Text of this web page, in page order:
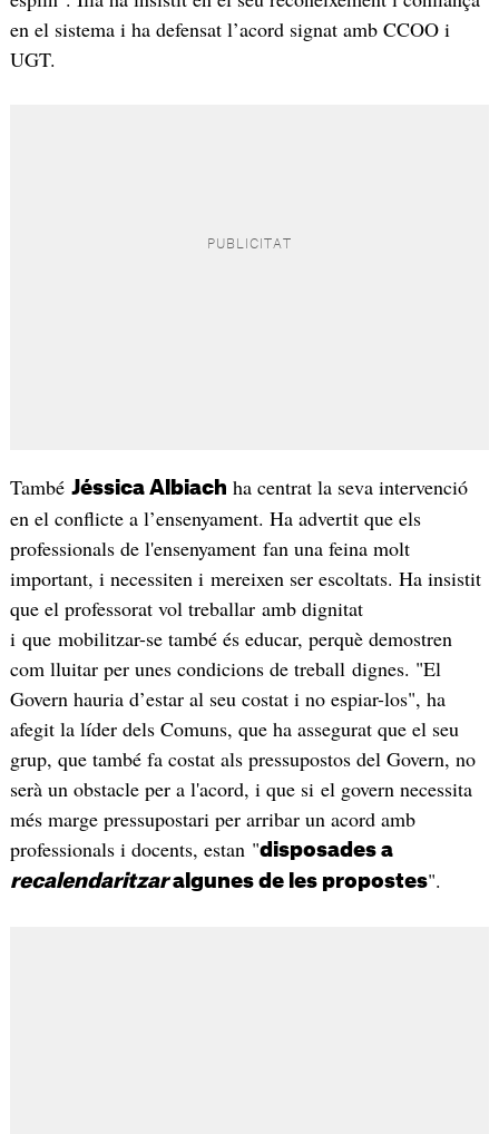
en el sistema i ha defensat l’acord signat amb CCOO i
UGT.
També Jéssica Albiach ha centrat la seva intervenció
en el conflicte a l’ensenyament. Ha advertit que els
professionals de l'ensenyament fan una feina molt
important, i necessiten i mereixen ser escoltats. Ha insistit
que el professorat vol treballar amb dignitat
i que mobilitzar-se també és educar, perquè demostren
com lluitar per unes condicions de treball dignes. "El
Govern hauria d’estar al seu costat i no espiar-los", ha
afegit la líder dels Comuns, que ha assegurat que el seu
grup, que també fa costat als pressupostos del Govern, no
serà un obstacle per a l'acord, i que si el govern necessita
més marge pressupostari per arribar un acord amb
professionals i docents, estan "disposades a
recalendaritzaralgunes de les propostes".